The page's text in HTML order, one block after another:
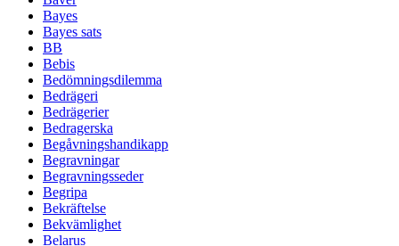
Bayes
Bayes sats
BB
Bebis
Bedömningsdilemma
Bedrägeri
Bedrägerier
Bedragerska
Begåvningshandikapp
Begravningar
Begravningsseder
Begripa
Bekräftelse
Bekvämlighet
Belarus